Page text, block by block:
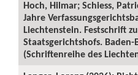
Hoch, Hilmar; Schiess,
Jahre
Liechtenstein. Festschrift
Staatsgerichtshofs. Baden-
(Schriftenreihe des